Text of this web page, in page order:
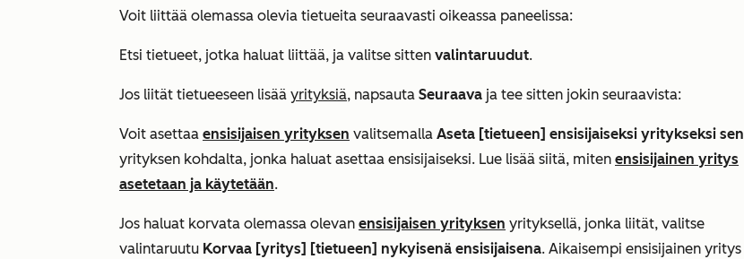
Voit liittää olemassa olevia tietueita seuraavasti oikeassa paneelissa:
Etsi tietueet, jotka haluat liittää, ja valitse sitten valintaruudut.
Jos liität tietueeseen lisää yrityksiä, napsauta Seuraava ja tee sitten jokin seuraavista:
Voit asettaa ensisijaisen yrityksen valitsemalla Aseta [tietueen] ensisijaiseksi yritykseksi sen
yrityksen kohdalta, jonka haluat asettaa ensisijaiseksi. Lue lisää siitä, miten ensisijainen yritys
asetetaan ja käytetään.
Jos haluat korvata olemassa olevan ensisijaisen yrityksen yrityksellä, jonka liität, valitse
valintaruutu Korvaa [yritys] [tietueen] nykyisenä ensisijaisena. Aikaisempi ensisijainen yritys